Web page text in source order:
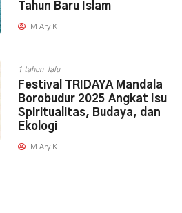
Tahun Baru Islam
M Ary K
1 tahun lalu
Festival TRIDAYA Mandala
Borobudur 2025 Angkat Isu
Spiritualitas, Budaya, dan
Ekologi
M Ary K